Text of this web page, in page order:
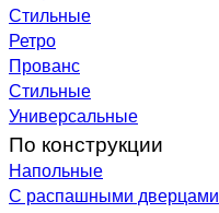
Стильные
Ретро
Прованс
Стильные
Универсальные
По конструкции
Напольные
С распашными дверцами